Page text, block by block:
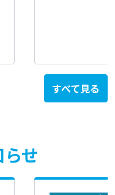
すべて見る
せ